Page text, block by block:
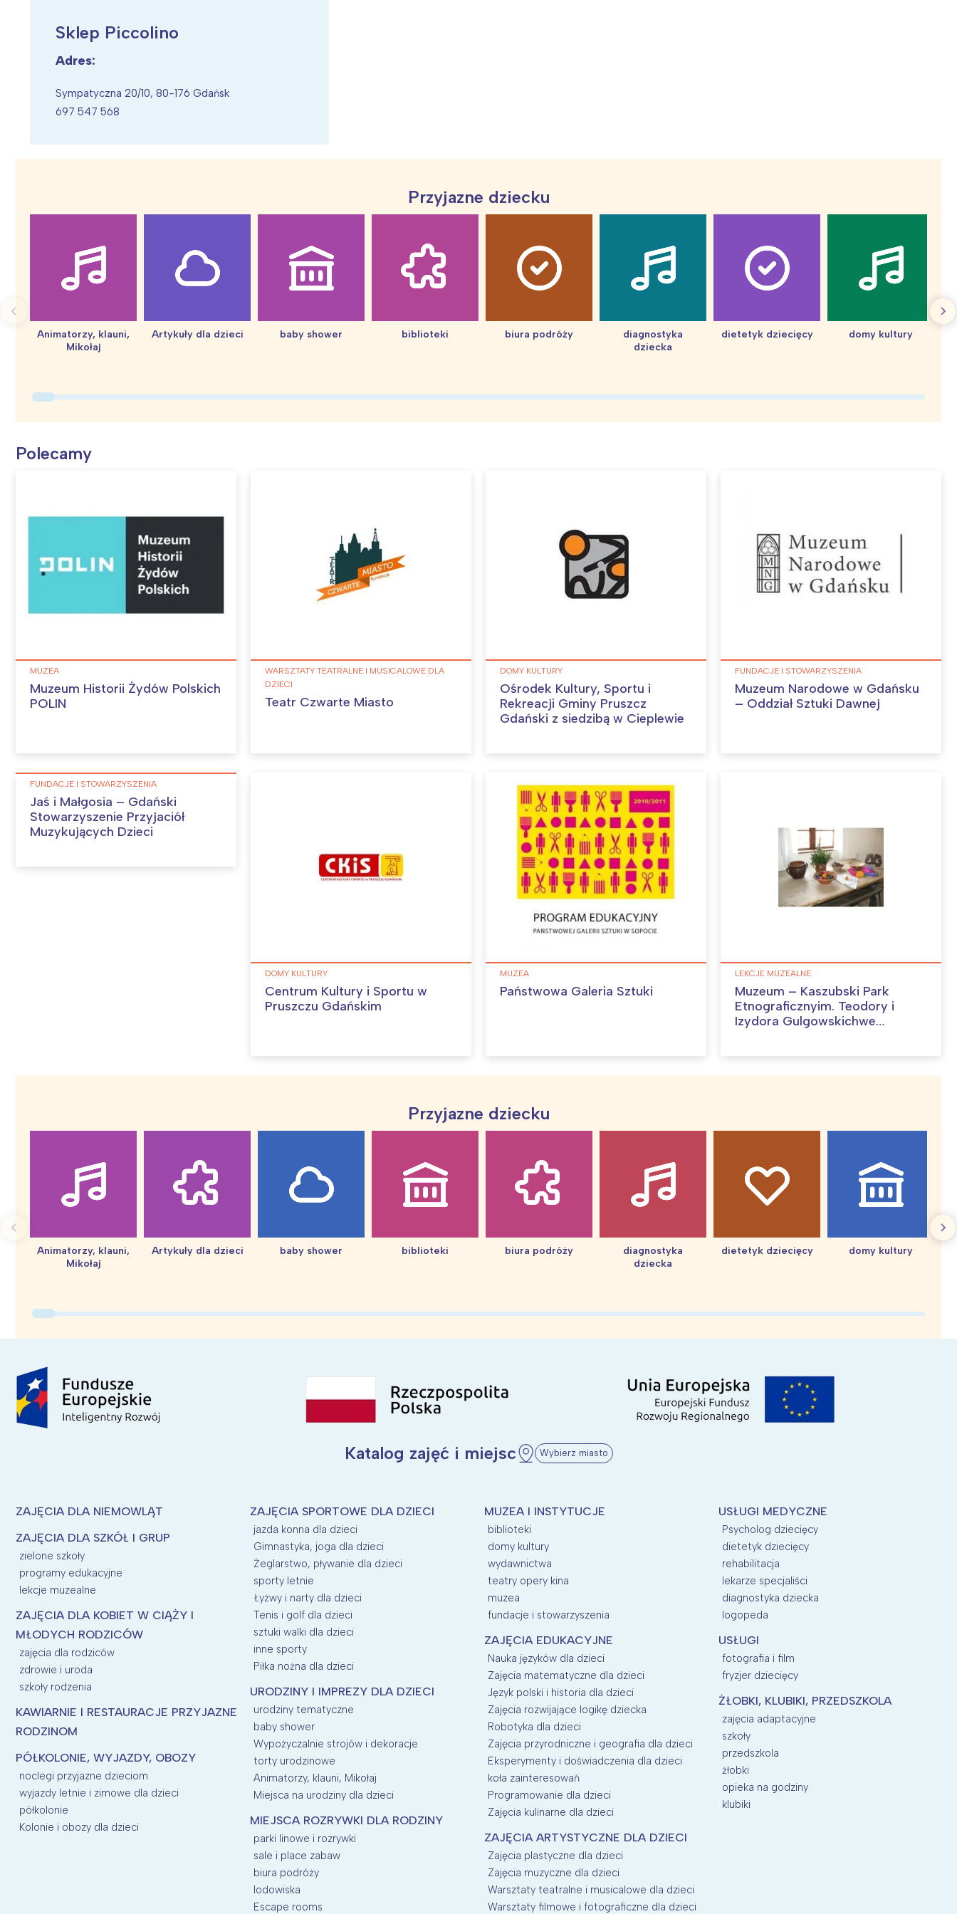
Sklep Piccolino
Adres:
Sympatyczna 20/10, 80-176 Gdańsk
697 547 568
Przyjazne dziecku
Animatorzy, klauni,
Mikołaj
Artykuły dla dzieci baby shower biblioteki biura podróży
diagnostyka
dziecka
dietetyk dziecięcy
domy kultury
Polecamy
MUZEA
Muzeum Historii Żydów Polskich
POLIN
WARSZTATY TEATRALNE I MUSICALOWE DLA
DZIECI
Teatr Czwarte Miasto
DOMY KULTURY
Ośrodek Kultury, Sportu i
Rekreacji Gminy Pruszcz
Gdański z siedzibą w Cieplewie
FUNDACJE I STOWARZYSZENIA
Muzeum Narodowe w Gdańsku
– Oddział Sztuki Dawnej
FUNDACJE I STOWARZYSZENIA
Jaś i Małgosia – Gdański
Stowarzyszenie Przyjaciół
Muzykujących Dzieci
DOMY KULTURY
Centrum Kultury i Sportu w
Pruszczu Gdańskim
MUZEA
Państwowa Galeria Sztuki
LEKCJE MUZEALNE
Muzeum – Kaszubski Park
Etnograficznyim. Teodory i
Izydora Gulgowskichwe
Przyjazne dziecku
Animatorzy, klauni,
Mikołaj
Artykuły dla dzieci baby shower biblioteki biura podróży
diagnostyka
dziecka
dietetyk dziecięcy
domy kultury
Katalog zajęć i miejsc Wybierz miasto
ZAJĘCIA DLA NIEMOWLĄT
ZAJĘCIA DLA SZKÓŁ I GRUP
zielone szkoły
programy edukacyjne
lekcje muzealne
ZAJĘCIA DLA KOBIET W CIĄŻY I
MŁODYCH RODZICÓW
zajęcia dla rodziców
zdrowie i uroda
szkoły rodzenia
KAWIARNIE I RESTAURACJE PRZYJAZNE
RODZINOM
PÓŁKOLONIE, WYJAZDY, OBOZY
noclegi przyjazne dzieciom
wyjazdy letnie i zimowe dla dzieci
półkolonie
Kolonie i obozy dla dzieci
ZAJĘCIA SPORTOWE DLA DZIECI
jazda konna dla dzieci
Gimnastyka, joga dla dzieci
Żeglarstwo, pływanie dla dzieci
sporty letnie
Łyżwy i narty dla dzieci
Tenis i golf dla dzieci
sztuki walki dla dzieci
inne sporty
Piłka nożna dla dzieci
URODZINY I IMPREZY DLA DZIECI
urodziny tematyczne
baby shower
Wypożyczalnie strojów i dekoracje
torty urodzinowe
Animatorzy, klauni, Mikołaj
Miejsca na urodziny dla dzieci
MIEJSCA ROZRYWKI DLA RODZINY
parki linowe i rozrywki
sale i place zabaw
biura podróży
lodowiska
Escape rooms
MUZEA I INSTYTUCJE
biblioteki
domy kultury
wydawnictwa
teatry opery kina
muzea
fundacje i stowarzyszenia
ZAJĘCIA EDUKACYJNE
Nauka języków dla dzieci
Zajęcia matematyczne dla dzieci
Język polski i historia dla dzieci
Zajęcia rozwijające logikę dziecka
Robotyka dla dzieci
Zajęcia przyrodniczne i geografia dla dzieci
Eksperymenty i doświadczenia dla dzieci
koła zainteresowań
Programowanie dla dzieci
Zajęcia kulinarne dla dzieci
ZAJĘCIA ARTYSTYCZNE DLA DZIECI
Zajęcia plastyczne dla dzieci
Zajęcia muzyczne dla dzieci
Warsztaty teatralne i musicalowe dla dzieci
Warsztaty filmowe i fotograficzne dla dzieci
USŁUGI MEDYCZNE
Psycholog dziecięcy
dietetyk dziecięcy
rehabilitacja
lekarze specjaliści
diagnostyka dziecka
logopeda
USŁUGI
fotografia i film
fryzjer dziecięcy
ŻŁOBKI, KLUBIKI, PRZEDSZKOLA
zajęcia adaptacyjne
szkoły
przedszkola
żłobki
opieka na godziny
klubiki
Interesują mnie wydarzenia z tego regionu:
Łódź
Śląsk
Kraków
Południe
Północ
Wszystkie
Wybieram